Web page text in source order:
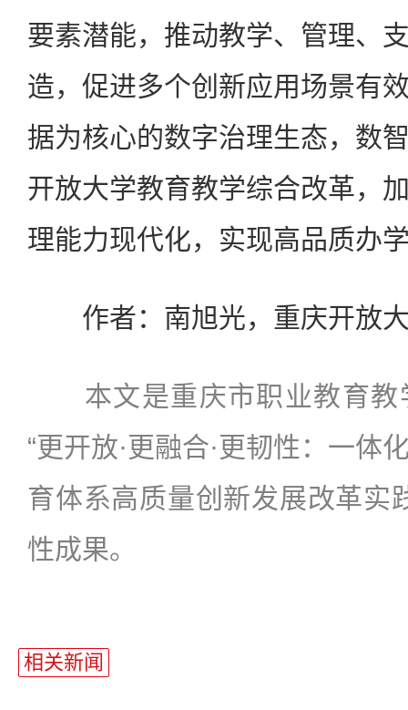
要素潜能，推动教学、管理、
造，促进多个创新应用场景有
据为核心的数字治理生态，数
开放大学教育教学综合改革，
理能力现代化，实现高品质办
作者：南旭光，重庆开放大
本文是重庆市职业教育
“更开放·更融合·更韧性：一体
育体系高质量创新发展改革实
性成果。
相关新闻